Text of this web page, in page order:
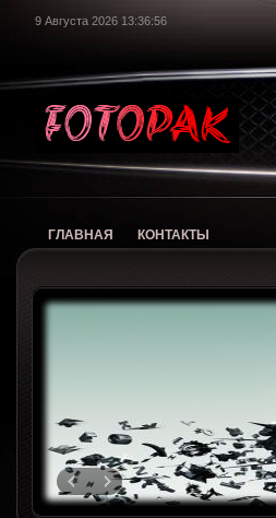
9 Августа 2026 13:36:57
ГЛАВНАЯ КОНТАКТЫ